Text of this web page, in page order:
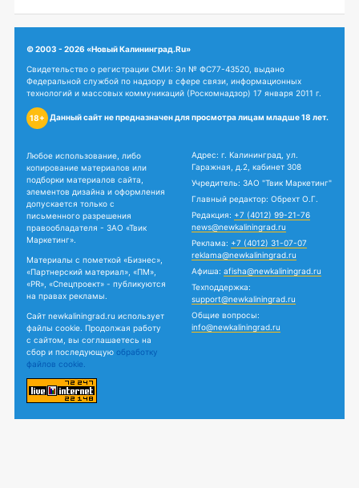
© 2003 - 2026 «Новый Калининград.Ru»
Свидетельство о регистрации СМИ: Эл № ФС77-43520, выдано
Федеральной службой по надзору в сфере связи, информационных
технологий и массовых коммуникаций (Роскомнадзор) 17 января 2011 г.
18+ Данный сайт не предназначен для просмотра лицам младше 18 лет.
Любое использование, либо
копирование материалов или
подборки материалов сайта,
элементов дизайна и оформления
допускается только с
письменного разрешения
правообладателя - ЗАО «Твик
Маркетинг».
Материалы с пометкой «Бизнес»,
«Партнерский материал», «ПМ»,
«PR», «Спецпроект» - публикуются
на правах рекламы.
Сайт newkaliningrad.ru использует
файлы cookie. Продолжая работу
с сайтом, вы соглашаетесь на
сбор и последующую обработку
файлов cookie.
Адрес: г. Калининград, ул.
Гаражная, д.2, кабинет 308
Учредитель: ЗАО "Твик Маркетинг"
Главный редактор: Обрехт О.Г.
Редакция: +7 (4012) 99-21-76
news@newkaliningrad.ru
Реклама: +7 (4012) 31-07-07
reklama@newkaliningrad.ru
Афиша: afisha@newkaliningrad.ru
Техподдержка:
support@newkaliningrad.ru
Общие вопросы:
info@newkaliningrad.ru